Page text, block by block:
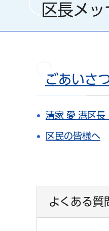
区長メ
ごあいさ
清家 愛 港区
区民の皆様へ
よくある質